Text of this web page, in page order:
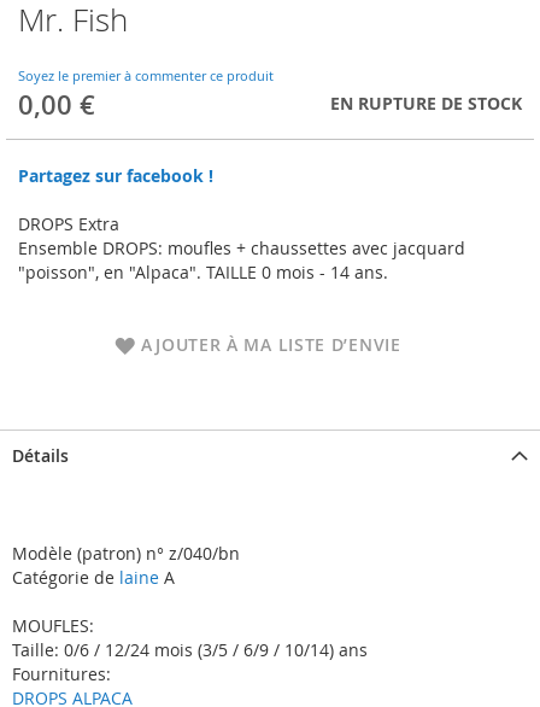
Mr. Fish
Soyez le premier à commenter ce produit
0,00 € EN RUPTURE DE STOCK
Partagez sur facebook !
DROPS Extra
Ensemble DROPS: moufles + chaussettes avec jacquard
"poisson", en "Alpaca". TAILLE 0 mois - 14 ans.
AJOUTER À MA LISTE D’ENVIE
Skip
to
beginning
of
the
gallery
Détails
Modèle (patron) n° z/040/bn
Catégorie de laine A
MOUFLES:
Taille: 0/6 / 12/24 mois (3/5 / 6/9 / 10/14) ans
Fournitures:
DROPS ALPACA